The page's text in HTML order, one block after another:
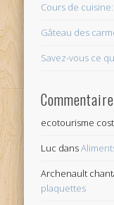
Cours de
Gâteau des
Savez-vous ce
ecotourisme
Luc dans
Archenault
plaquettes